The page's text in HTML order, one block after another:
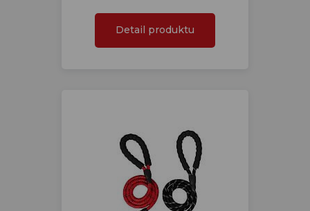
Detail produktu